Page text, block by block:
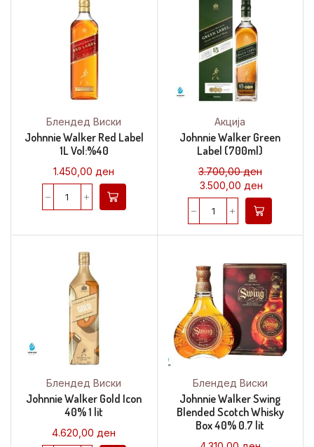
Блендед Виски
Johnnie Walker Red Label
1L Vol:%40
1.450,00 ден
Акција
Johnnie Walker Green
Label (700ml)
3.700,00ден
3.500,00 ден
Блендед Виски
Johnnie Walker Gold Icon
40% 1 lit
4.620,00 ден
Блендед Виски
Johnnie Walker Swing
Blended Scotch Whisky
Box 40% 0.7 lit